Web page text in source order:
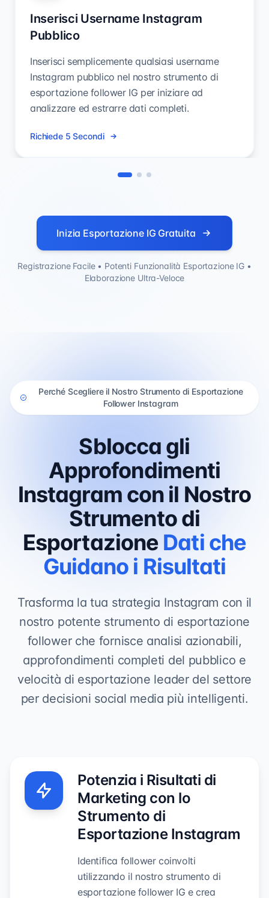
Inserisci Username Instagram
Pubblico
Inserisci semplicemente qualsiasi username
Instagram pubblico nel nostro strumento di
esportazione follower IG per iniziare ad
analizzare ed estrarre dati completi.
Richiede 5 Secondi
Inizia Esportazione IG Gratuita
Registrazione Facile • Potenti Funzionalità Esportazione IG •
Elaborazione Ultra-Veloce
Perché Scegliere il Nostro Strumento di Esportazione
Follower Instagram
Sblocca gli
Approfondimenti
Instagram con il Nostro
Strumento di
Esportazione Dati che
Guidano i Risultati
Trasforma la tua strategia Instagram con il
nostro potente strumento di esportazione
follower che fornisce analisi azionabili,
approfondimenti completi del pubblico e
velocità di esportazione leader del settore
per decisioni social media più intelligenti.
Potenzia i Risultati di
Marketing con lo
Strumento di
Esportazione Instagram
Identifica follower coinvolti
utilizzando il nostro strumento di
esportazione follower IG e crea